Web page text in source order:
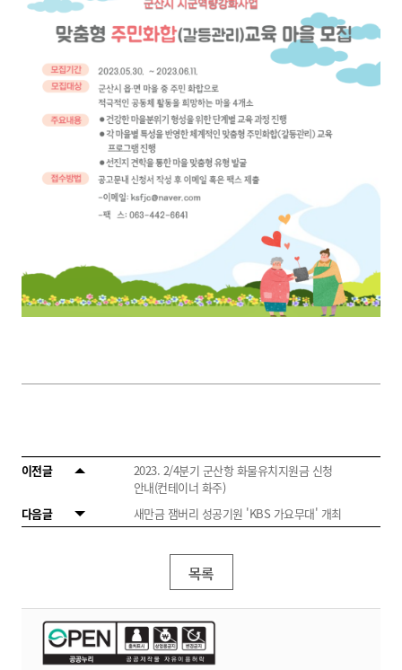
이전글
2023. 2/4분기 군산항 화물유치지원금 신청
안내(컨테이너 화주)
다음글
새만금 잼버리 성공기원 'KBS 가요무대' 개최
목록